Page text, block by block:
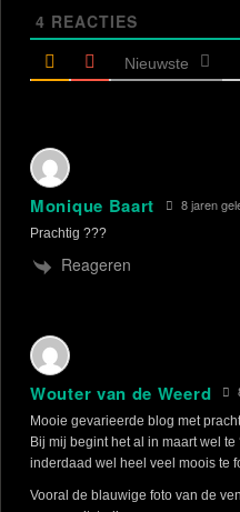
4 REACTIES
Nieuwste
Monique Baart 8 jaren
Prachtig ???
Reageren
Wouter van de Weerd
Mooie gevarieerde blog met
Bij mij begint het al in maart wel te
inderdaad wel heel veel moois te
Vooral de blauwige foto van de